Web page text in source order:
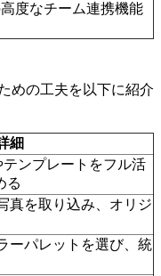
度なチーム連携機能
めの工夫を以下に紹介
細
テンプレートをフル活
る
真を取り込み、オリジ
ーパレットを選び、統